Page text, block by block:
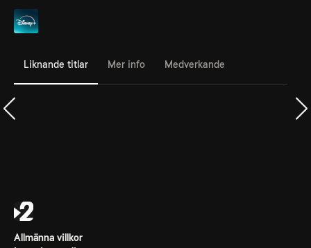
Liknande titlar Mer info Medverkande
Allmänna villkor